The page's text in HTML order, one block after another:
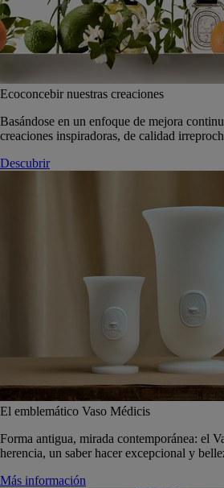
Ecoconcebir nuestras creaciones
Basándose en un enfoque de mejora
creaciones inspiradoras, de calidad
Descubrir
El emblemático Vaso Médicis
Forma antigua, mirada contemporánea: el
herencia, un saber hacer excepcional y
Más información